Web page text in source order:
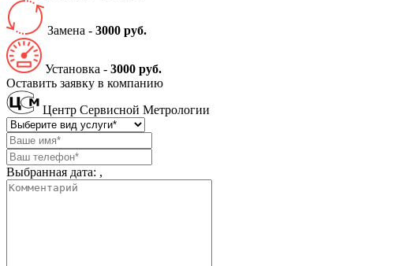
Замена - 3000 руб.
Установка - 3000 руб.
Оставить заявку в компанию
Центр Сервисной Метрологии
Выбранная дата: ,